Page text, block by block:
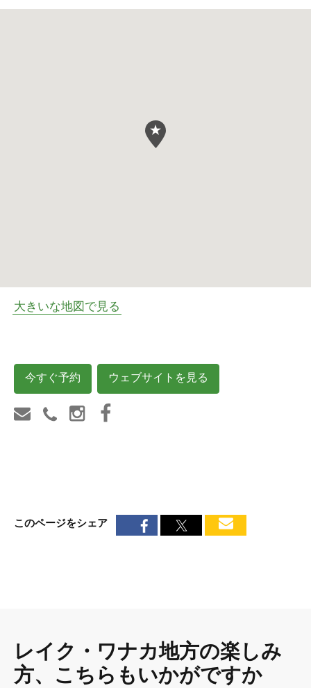
大きいな地図で見る
今すぐ予約 ウェブサイトを見る
このページをシェア
レイク・ワナカ地方の楽しみ
方、こちらもいかがですか